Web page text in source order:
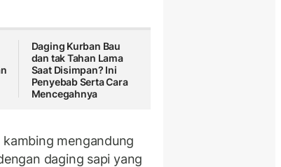
Daging Kurban Bau
dan tak Tahan Lama
Saat Disimpan? Ini
Penyebab Serta Cara
Mencegahnya
mengandung
daging sapi yang